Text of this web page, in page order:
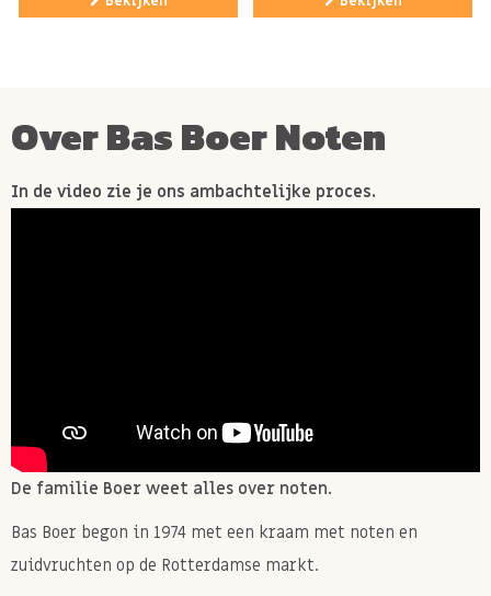
Over Bas Boer Noten
De familie Boer weet alles over noten.
Bas Boer begon in 1974 met een kraam met noten en
zuidvruchten op de Rotterdamse markt.
In de video zie je ons ambachtelijke proces.